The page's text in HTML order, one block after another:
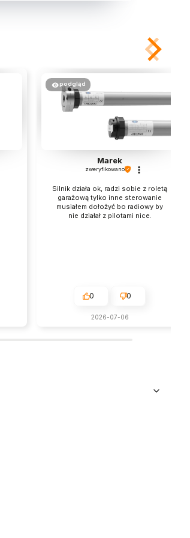
podgląd
Marek
zweryfikowano
Silnik działa ok, radzi sobie z roletą
garażową tylko inne sterowanie
musiałem dołożyć bo radiowy by
nie działał z pilotami nice.
0 0
2026-07-06